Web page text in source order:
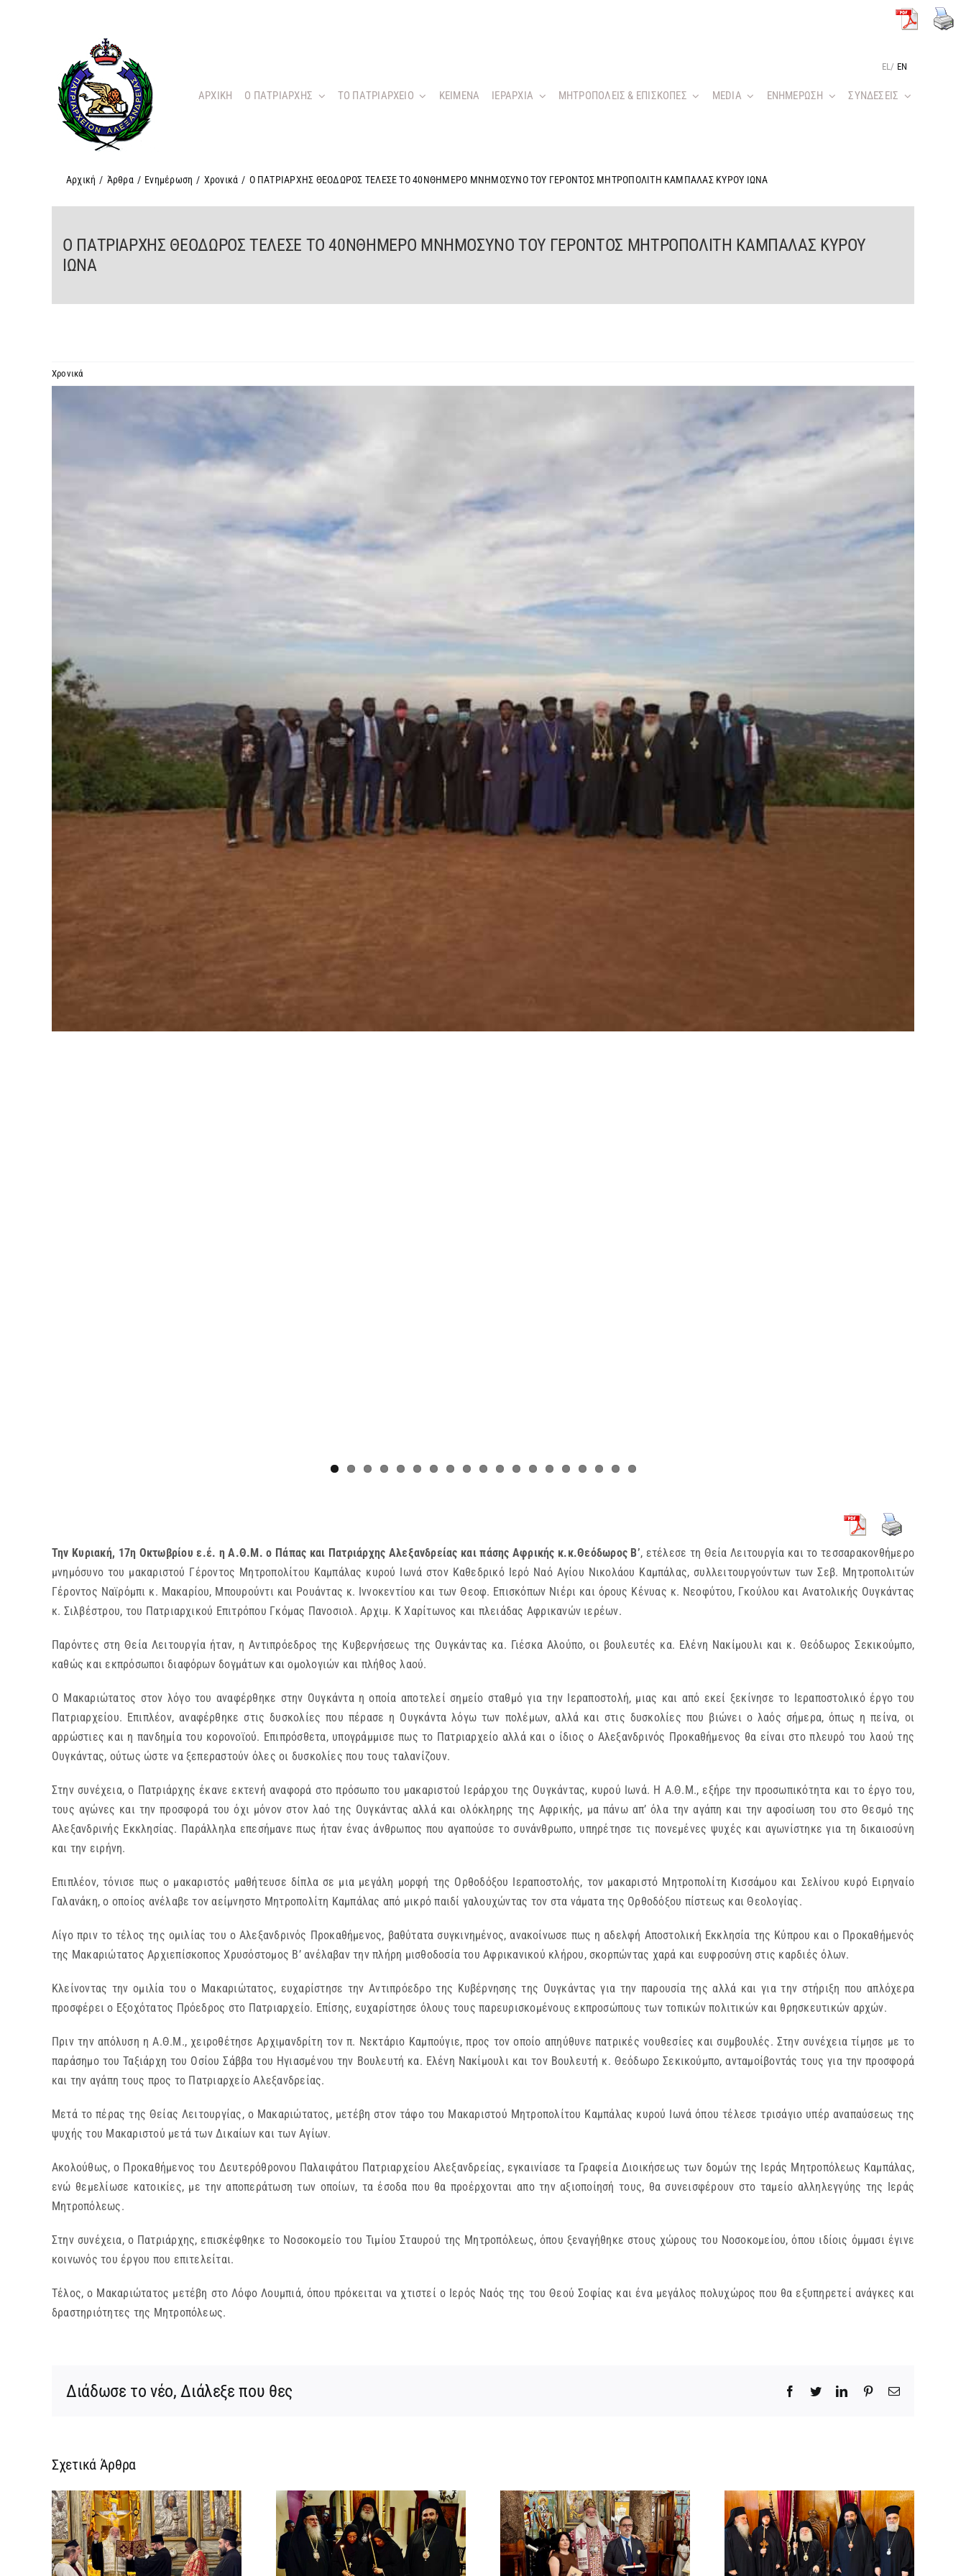
EL / EN
ΑΡΧΙΚΗ O ΠΑΤΡΙΑΡΧΗΣ ΤΟ ΠΑΤΡΙΑΡΧΕΙΟ KEIMENA ΙΕΡΑΡΧΙΑ ΜΗΤΡΟΠΟΛΕΙΣ & ΕΠΙΣΚΟΠΕΣ MEDIA ΕΝΗΜΕΡΩΣΗ ΣΥΝΔΕΣΕΙΣ
Αρχική / Άρθρα / Ενημέρωση / Χρονικά / Ο ΠΑΤΡΙΑΡΧΗΣ ΘΕΟΔΩΡΟΣ ΤΕΛΕΣΕ ΤΟ 40ΝΘΗΜΕΡΟ ΜΝΗΜΟΣΥΝΟ ΤΟΥ ΓΕΡΟΝΤΟΣ ΜΗΤΡΟΠΟΛΙΤΗ ΚΑΜΠΑΛΑΣ ΚΥΡΟΥ ΙΩΝΑ
Ο ΠΑΤΡΙΑΡΧΗΣ ΘΕΟΔΩΡΟΣ ΤΕΛΕΣΕ ΤΟ 40ΝΘΗΜΕΡΟ ΜΝΗΜΟΣΥΝΟ ΤΟΥ ΓΕΡΟΝΤΟΣ ΜΗΤΡΟΠΟΛΙΤΗ ΚΑΜΠΑΛΑΣ ΚΥΡΟΥ
ΙΩΝΑ
Χρονικά
Την Κυριακή, 17η Οκτωβρίου ε.έ. η Α.Θ.Μ. ο Πάπας και Πατριάρχης Αλεξανδρείας και πάσης Αφρικής κ.κ.Θεόδωρος Β’, ετέλεσε τη Θεία Λειτουργία και το τεσσαρακονθήμερο
μνημόσυνο του μακαριστού Γέροντος Μητροπολίτου Καμπάλας κυρού Ιωνά στον Καθεδρικό Ιερό Ναό Αγίου Νικολάου Καμπάλας, συλλειτουργούντων των Σεβ. Μητροπολιτών
Γέροντος Ναϊρόμπι κ. Μακαρίου, Μπουρούντι και Ρουάντας κ. Ιννοκεντίου και των Θεοφ. Επισκόπων Νιέρι και όρους Κένυας κ. Νεοφύτου, Γκούλου και Ανατολικής Ουγκάντας
κ. Σιλβέστρου, του Πατριαρχικού Επιτρόπου Γκόμας Πανοσιολ. Αρχιμ. Κ Χαρίτωνος και πλειάδας Αφρικανών ιερέων.
Παρόντες στη Θεία Λειτουργία ήταν, η Αντιπρόεδρος της Κυβερνήσεως της Ουγκάντας κα. Γιέσκα Αλούπο, οι βουλευτές κα. Ελένη Νακίμουλι και κ. Θεόδωρος Σεκικούμπο,
καθώς και εκπρόσωποι διαφόρων δογμάτων και ομολογιών και πλήθος λαού.
Ο Μακαριώτατος στον λόγο του αναφέρθηκε στην Ουγκάντα η οποία αποτελεί σημείο σταθμό για την Ιεραποστολή, μιας και από εκεί ξεκίνησε το Ιεραποστολικό έργο του
Πατριαρχείου. Επιπλέον, αναφέρθηκε στις δυσκολίες που πέρασε η Ουγκάντα λόγω των πολέμων, αλλά και στις δυσκολίες που βιώνει ο λαός σήμερα, όπως η πείνα, οι
αρρώστιες και η πανδημία του κορονοϊού. Επιπρόσθετα, υπογράμμισε πως το Πατριαρχείο αλλά και ο ίδιος ο Αλεξανδρινός Προκαθήμενος θα είναι στο πλευρό του λαού της
Ουγκάντας, ούτως ώστε να ξεπεραστούν όλες οι δυσκολίες που τους ταλανίζουν.
Στην συνέχεια, ο Πατριάρχης έκανε εκτενή αναφορά στο πρόσωπο του μακαριστού Ιεράρχου της Ουγκάντας, κυρού Ιωνά. Η Α.Θ.Μ., εξήρε την προσωπικότητα και το έργο του,
τους αγώνες και την προσφορά του όχι μόνον στον λαό της Ουγκάντας αλλά και ολόκληρης της Αφρικής, μα πάνω απ’ όλα την αγάπη και την αφοσίωση του στο Θεσμό της
Αλεξανδρινής Εκκλησίας. Παράλληλα επεσήμανε πως ήταν ένας άνθρωπος που αγαπούσε το συνάνθρωπο, υπηρέτησε τις πονεμένες ψυχές και αγωνίστηκε για τη δικαιοσύνη
και την ειρήνη.
Επιπλέον, τόνισε πως ο μακαριστός μαθήτευσε δίπλα σε μια μεγάλη μορφή της Ορθοδόξου Ιεραποστολής, τον μακαριστό Μητροπολίτη Κισσάμου και Σελίνου κυρό Ειρηναίο
Γαλανάκη, ο οποίος ανέλαβε τον αείμνηστο Μητροπολίτη Καμπάλας από μικρό παιδί γαλουχώντας τον στα νάματα της Ορθοδόξου πίστεως και Θεολογίας.
Λίγο πριν το τέλος της ομιλίας του ο Αλεξανδρινός Προκαθήμενος, βαθύτατα συγκινημένος, ανακοίνωσε πως η αδελφή Αποστολική Εκκλησία της Κύπρου και ο Προκαθήμενός
της Μακαριώτατος Αρχιεπίσκοπος Χρυσόστομος Β’ ανέλαβαν την πλήρη μισθοδοσία του Αφρικανικού κλήρου, σκορπώντας χαρά και ευφροσύνη στις καρδιές όλων.
Κλείνοντας την ομιλία του ο Μακαριώτατος, ευχαρίστησε την Αντιπρόεδρο της Κυβέρνησης της Ουγκάντας για την παρουσία της αλλά και για την στήριξη που απλόχερα
προσφέρει ο Εξοχότατος Πρόεδρος στο Πατριαρχείο. Επίσης, ευχαρίστησε όλους τους παρευρισκομένους εκπροσώπους των τοπικών πολιτικών και θρησκευτικών αρχών.
Πριν την απόλυση η Α.Θ.Μ., χειροθέτησε Αρχιμανδρίτη τον π. Νεκτάριο Καμπούγιε, προς τον οποίο απηύθυνε πατρικές νουθεσίες και συμβουλές. Στην συνέχεια τίμησε με το
παράσημο του Ταξιάρχη του Οσίου Σάββα του Ηγιασμένου την Βουλευτή κα. Ελένη Νακίμουλι και τον Βουλευτή κ. Θεόδωρο Σεκικούμπο, ανταμοίβοντάς τους για την προσφορά
και την αγάπη τους προς το Πατριαρχείο Αλεξανδρείας.
Μετά το πέρας της Θείας Λειτουργίας, ο Μακαριώτατος, μετέβη στον τάφο του Μακαριστού Μητροπολίτου Καμπάλας κυρού Ιωνά όπου τέλεσε τρισάγιο υπέρ αναπαύσεως της
ψυχής του Μακαριστού μετά των Δικαίων και των Αγίων.
Ακολούθως, ο Προκαθήμενος του Δευτερόθρονου Παλαιφάτου Πατριαρχείου Αλεξανδρείας, εγκαινίασε τα Γραφεία Διοικήσεως των δομών της Ιεράς Μητροπόλεως Καμπάλας,
ενώ θεμελίωσε κατοικίες, με την αποπεράτωση των οποίων, τα έσοδα που θα προέρχονται απο την αξιοποίησή τους, θα συνεισφέρουν στο ταμείο αλληλεγγύης της Ιεράς
Μητροπόλεως.
Στην συνέχεια, ο Πατριάρχης, επισκέφθηκε το Νοσοκομείο του Τιμίου Σταυρού της Μητροπόλεως, όπου ξεναγήθηκε στους χώρους του Νοσοκομείου, όπου ιδίοις όμμασι έγινε
κοινωνός του έργου που επιτελείται.
Τέλος, ο Μακαριώτατος μετέβη στο Λόφο Λουμπιά, όπου πρόκειται να χτιστεί ο Ιερός Ναός της του Θεού Σοφίας και ένα μεγάλος πολυχώρος που θα εξυπηρετεί ανάγκες και
δραστηριότητες της Μητροπόλεως.
Διάδωσε το νέο, Διάλεξε που θες Facebook
TwitterLinkedInPinterestEmail
Σχετικά Άρθρα
Ίδρυση Γυναικείας
Ιεράς Πατριαρχικής
Νέος Αρχιμανδρίτης
και Πατριαρχική Τιμή
Νέος Μοναχός στο